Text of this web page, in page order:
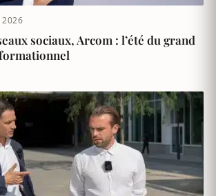
sociaux, Arcom : l’été du grand